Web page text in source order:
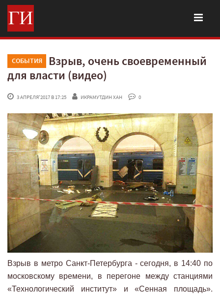
СОБЫТИЯ
Взрыв, очень своевременный
для власти (видео)
3 АПРЕЛЯ'2017 В 17:25 ИКРАМУТДИН ХАН 0
Взрыв в метро Санкт-Петербурга - сегодня, в 14:40 по
московскому времени, в перегоне между станциями
«Технологический институт» и «Сенная площадь».